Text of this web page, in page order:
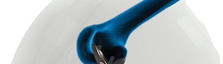
Medical Education
Medical Education Kursbeschreibungen
Schulungen &
Lehrgänge
ArthroLab™-StandorteUnser klinisches Personal stellt sich
OrthoPedia